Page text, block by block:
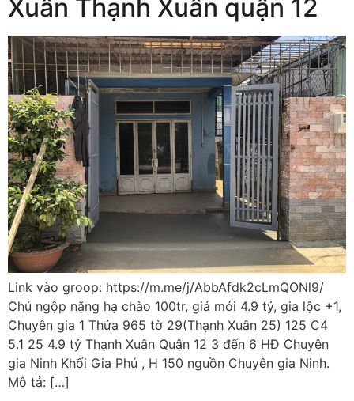
Xuân Thạnh Xuân quận 12
Link vào groop: https://m.me/j/AbbAfdk2cLmQONl9/
Chủ ngộp nặng hạ chào 100tr, giá mới 4.9 tỷ, gia lộc +1,
Chuyên gia 1 Thửa 965 tờ 29(Thạnh Xuân 25) 125 C4
5.1 25 4.9 tỷ Thạnh Xuân Quận 12 3 đến 6 HĐ Chuyên
gia Ninh Khối Gia Phú , H 150 nguồn Chuyên gia Ninh.
Mô tả: […]